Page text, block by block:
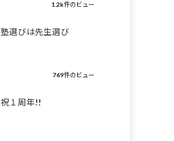
1.2k件のビュー
塾選びは先生選び
769件のビュー
祝１周年!!